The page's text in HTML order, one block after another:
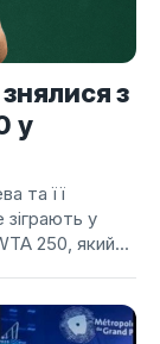
з
у
та її
у
250, який...